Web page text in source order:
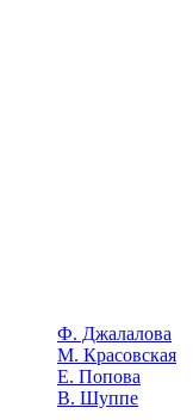
Ф. Джалалова
М. Красовская
Е. Попова
В. Шуппе